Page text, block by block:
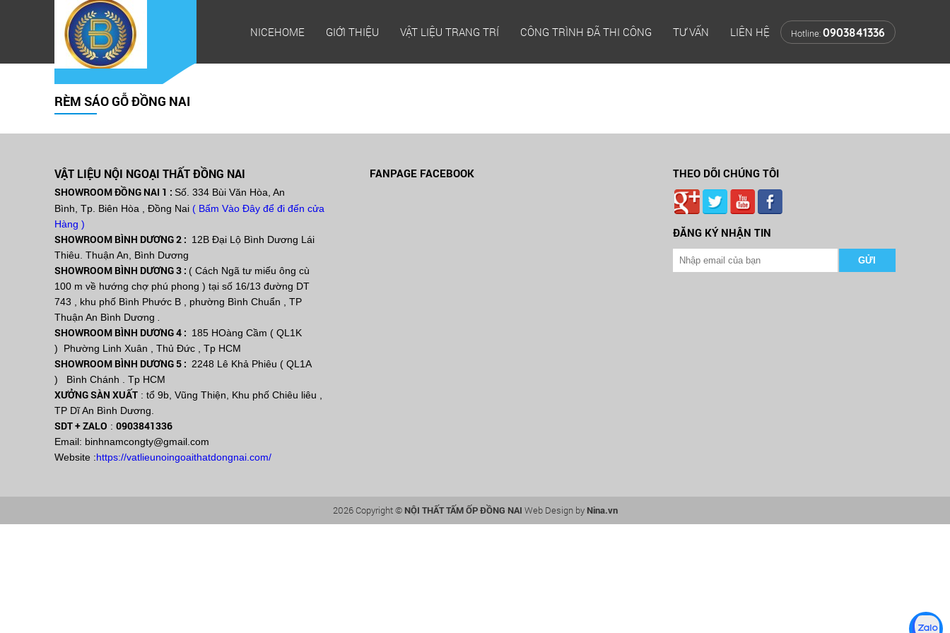
NICEHOME GIỚI THIỆU VẬT LIỆU TRANG TRÍ CÔNG TRÌNH ĐÃ THI CÔNG TƯ VẤN LIÊN HỆ Hotline: 0903841336
RÈM SÁO GỖ ĐỒNG NAI
VẬT LIỆU NỘI NGOẠI THẤT ĐỒNG NAI
SHOWROOM ĐỒNG NAI 1 : Số. 334 Bùi Văn Hòa, An
Bình, Tp. Biên Hòa , Đồng Nai ( Bấm Vào Đây để đi đến cửa
Hàng )
SHOWROOM BÌNH DƯƠNG 2 : 12B Đại Lộ Bình Dương Lái
Thiêu. Thuận An, Bình Dương
SHOWROOM BÌNH DƯƠNG 3 : ( Cách Ngã tư miếu ông cù
100 m về hướng chợ phú phong ) tại số 16/13 đường DT
743 , khu phố Bình Phước B , phường Bình Chuẩn , TP
Thuận An Bình Dương
SHOWROOM BÌNH DƯƠNG 4 : 185 HOàng Cầm ( QL1K
) Phường Linh Xuân , Thủ Đức , Tp HCM
SHOWROOM BÌNH DƯƠNG 5 : 2248 Lê Khả Phiêu ( QL1A
) Bình Chánh . Tp HCM
XƯỞNG SÀN XUẤT : tổ 9b, Vũng Thiện, Khu phố Chiêu liêu ,
TP Dĩ An Bình Dương.
SDT + ZALO : 0903841336
Email: binhnamcongty@gmail.com
Website :https://vatlieunoingoaithatdongnai.com/
FANPAGE FACEBOOK THEO DÕI CHÚNG TÔI
ĐĂNG KÝ NHẬN TIN
2026 Copyright © NỘI THẤT TẤM ỐP ĐỒNG NAI Web Design by Nina.vn